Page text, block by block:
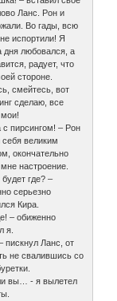
Ланс. Рон и
Во гады, всю
испортили! Я
дня любовался, а
радует, что
стороне.
смейтесь, вот
сделаю, все
мои!
с пирсингом! – Рон
великим
окончательно
настроение.
где? –
серьезно
Кира.
– обиженно
я.
пискнул Ланс, от
не свалившись со
вы… - я вылетел